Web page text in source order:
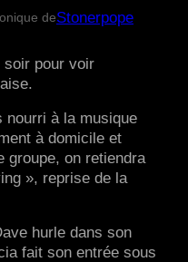
deStonerpope
soir pour voir
nourri à la musique
à domicile et
groupe, on retiendra
», reprise de la
hurle dans son
fait son entrée sous